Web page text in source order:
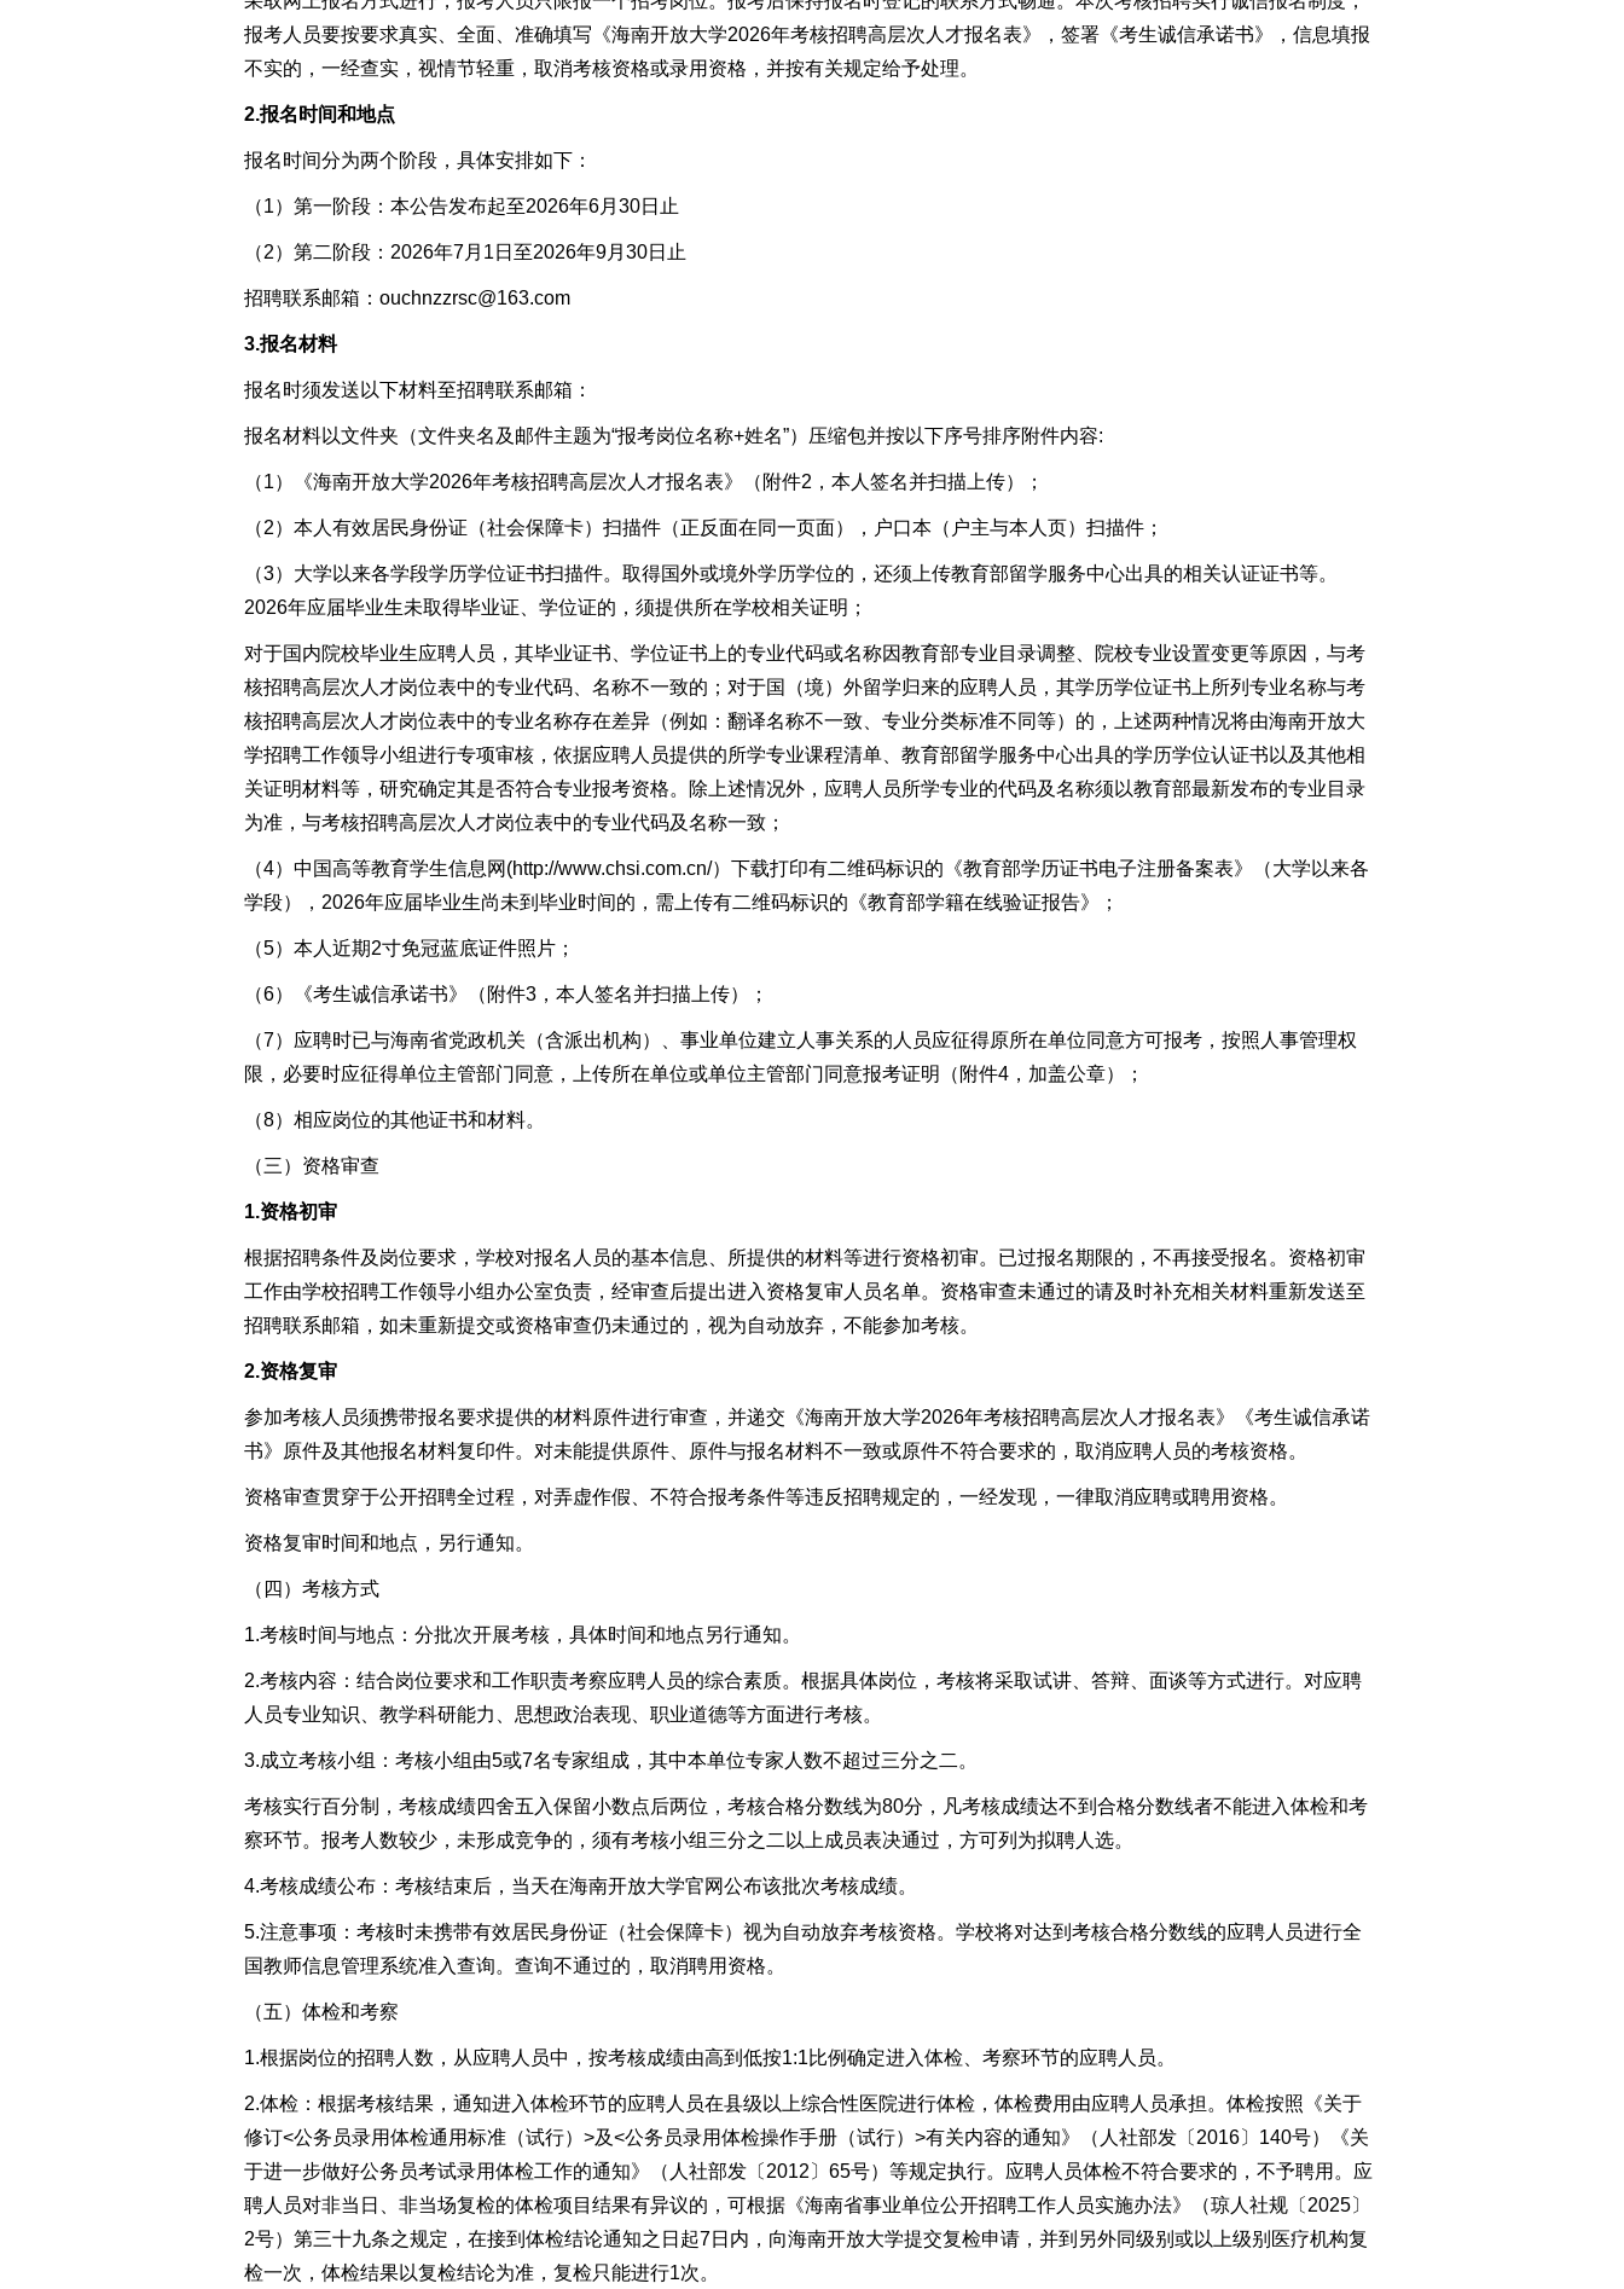
报考人员要按要求真实、全面、准确填写《海南开放大学2026年考核招聘高层次人才报名表》，签署《考生诚信承诺书》，信息填报
不实的，一经查实，视情节轻重，取消考核资格或录用资格，并按有关规定给予处理。
2.报名时间和地点
报名时间分为两个阶段，具体安排如下：
（1） 第一阶段：本公告发布起至2026年6月30日止
（2） 第二 阶段：2026年7月1日至2026年9月30日 止
招聘联系邮箱： ouchnzzrsc@163.com
3.报名材料
报名时须发送以下材料至招聘联系邮箱：
报名材料以文件夹（文件夹名及邮件主题为“报考岗位名称+姓名”） 压缩包并按以下序号排序附件内容:
（1） 《海南开放大学2026年考核招聘高层次人才报名表》（附件2，本人签名并扫描上传）；
（2）本人有效居民身份证 （社会保障卡） 扫描件（正反面在同一页面）， 户口本（户主与本人页） 扫描件；
（3）大学以来各学段学历学位证书扫描件。取得国外或境外学历学位的 ，还须上传教育部留学服务中心出具的相关认证证书等。
2026年应届毕业生未取得毕业证、学位证的，须提供所在学校相关证明；
对于国内院校毕业生应聘人员，其毕业证书、学位证书上的专业代码或名称因教育部专业目录调整、院校专业设置变更等原因，与考
核招聘高层次人才岗位表中的专业代码、名称不一致的；对于国（境）外留学归来的应聘人员，其学历学位证书上所列专业名称与考
核招聘高层次人才岗位表中的专业名称存在差异（例如：翻译名称不一致、专业分类标准不同等）的，上述两种情况将由海南开放大
学招聘工作领导小组进行专项审核，依据应聘人员提供的所学专业课程清单、教育部留学服务中心出具的学历学位认证书以及其他相
关证明材料等，研究确定其是否符合专业报考资格。除上述情况外，应聘人员所学专业的代码及名称须以教育部最新发布的专业目录
为准，与考核招聘高层次人才岗位表中的专业代码及名称一致 ；
（4）中国高等教育学生信息网 (http://www.chsi.com.cn/） 下载打印有二维码标识的《教育部学历证书电子注册备案表》（大学以来各
学段），2026年应届毕业生尚未到毕业时间的，需上传有二维码标识的《教育部学籍在线验证报告》；
（5） 本人近期2寸免冠蓝底证件照片；
（6）《考生诚信承诺书》（附件3， 本人签名并扫描上传）；
（7） 应聘时已与海南省党政机关（含派出机构）、事业单位建立人事关系的人员应征得原所在单位同意方可报考，按照人事管理权
限，必要时应征得单位主管部门同意 ， 上传所在单位或单位主管部门同意报考证明 （ 附件4，加盖公章）；
（8）相应岗位的其他证书和材料。
（三） 资格审查
1.资格初审
根据招聘条件及岗位要求， 学校对报名人员的基本信息、所提供的材料等进行资格初审。 已过报名期限的，不再接受报名。资格初审
工作由学校招聘工作领导小组办公室负责，经审查后提出进入 资格复审人员名单。 资格审查未通过的请及时补充相关材料重新发送至
招聘联系邮箱，如未重新提交或资格审查仍未通过的，视为自动放弃，不能参加考核。
2.资格复审
参加考核人员须携带报名要求提供的材料原件进行审查 ，并递交 《海南开放大学2026年考核招聘高层次人才报名表》 《考生诚信承诺
书》原件及其他报名材料复印件。 对未能提供原件、原件与报名材料不一致或原件不符合要求的，取消应聘人员的考核资格。
资格审查贯穿于公开招聘全过程，对弄虚作假、不符合报考条件等违反招聘规定的，一经发现，一律取消应聘或聘用资格。
资格复审时间和地点，另行通知。
（ 四 ） 考核方式
1.考核时间与地点： 分批次开展考核，具体时间和地点另行通知。
2.考核内容：结合岗位要求和工作职责考察应聘人员的综合素质。根据具体岗位，考核将采取试讲、答辩、面谈等方式进行。对应聘
人员专业知识、教学科研能力、思想政治表现、职业道德等方面进行考核。
3.成立考核小组：考核小组由5或7名专家组成 ， 其中本单位专家 人数不超过三分之二 。
考核实行百分制，考核成绩四舍五入保留小数点后两位，考核合格分数线为80分，凡考核成绩达不到合格分数线者不能进入体检和考
察环节。报考人数较少，未形成竞争的，须有考核小组三分之二以上成员表决通过， 方可列为拟聘人选。
4.考核成绩公布：考核结束后，当天在海南开放大学官网公布该批次考核成绩。
5.注意事项：考核时未携带有效居民身份证（社会保障卡） 视为自动放弃考核资格。 学校将对达到考核合格分数线的应聘人员进行全
国教师信息管理系统准入查询。 查询不通过的，取消聘用资格。
（五） 体检和考察
1.根据岗位的招聘人数，从应聘人员中，按考核成绩由高到低按1:1比例确定进入体检 考察环节的应聘人员。
2.体检： 根据考核结果，通知进入体检环节的应聘人员在县级以上综合性医院进行体检， 体检费用由应聘人员承担。体检按照《关于
修订<公务员录用体检通用标准（试行）>及<公务员录用体检操作手册（试行）>有关内容的通知》（人社部发〔2016〕140号）《关
于进一步做好公务员考试录用体检工作的通知》（人社部发〔2012〕65号）等规定执行。 应聘人员体检不符合要求的，不予聘用。 应
聘人员对非当日、非当场复检的体检项目结果有异议的，可根据 《海南省事业单位公开招聘工作人员实施办法》（琼人社规 〔2025〕
2号） 第三十九条之规定， 在接到体检结论通知之日起7日内， 向海南开放大学提交复检申请 ，并到另外同级别或以上级别医疗机构复
检一次，体检结果以复检结论为准 ，复检只能进行1次。